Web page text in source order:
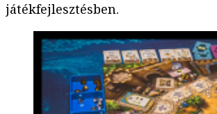
játékfejlesztésben.